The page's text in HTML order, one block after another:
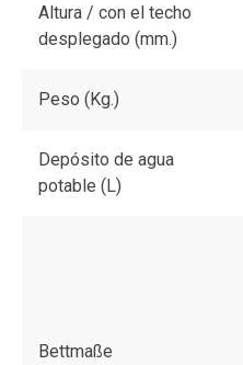
Altura / con el techo
desplegado (mm.)
Peso (Kg.)
Depósito de agua
potable (L)
Bettmaße